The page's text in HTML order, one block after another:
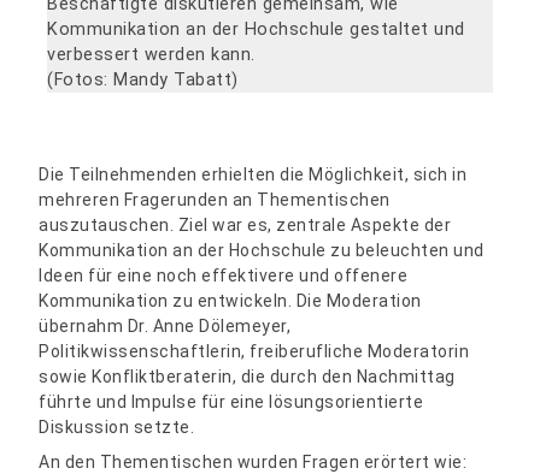
Beschäftigte diskutieren gemeinsam, wie
Kommunikation an der Hochschule gestaltet und
verbessert werden kann.
(Fotos: Mandy Tabatt)
Die Teilnehmenden erhielten die Möglichkeit, sich in
mehreren Fragerunden an Thementischen
auszutauschen. Ziel war es, zentrale Aspekte der
Kommunikation an der Hochschule zu beleuchten und
Ideen für eine noch effektivere und offenere
Kommunikation zu entwickeln. Die Moderation
übernahm Dr. Anne Dölemeyer,
Politikwissenschaftlerin, freiberufliche Moderatorin
sowie Konfliktberaterin, die durch den Nachmittag
führte und Impulse für eine lösungsorientierte
Diskussion setzte.
An den Thementischen wurden Fragen erörtert wie: